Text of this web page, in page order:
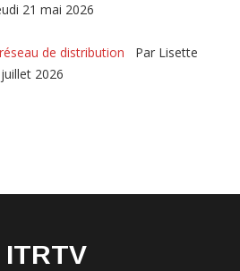
21 mai 2026
de distribution
Par Lisette
2026
ITRTV